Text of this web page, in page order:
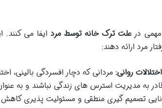
در علت ترک خانه توسط مردایفا می کنند.
مرد ارائه دهند:
روانی: مردانی که دچار افسردگی بالینی،
به مدیریت استرس های زندگی نباشند و به عنوان
تصمیم گیری منطقی و مسئولیت پذیری